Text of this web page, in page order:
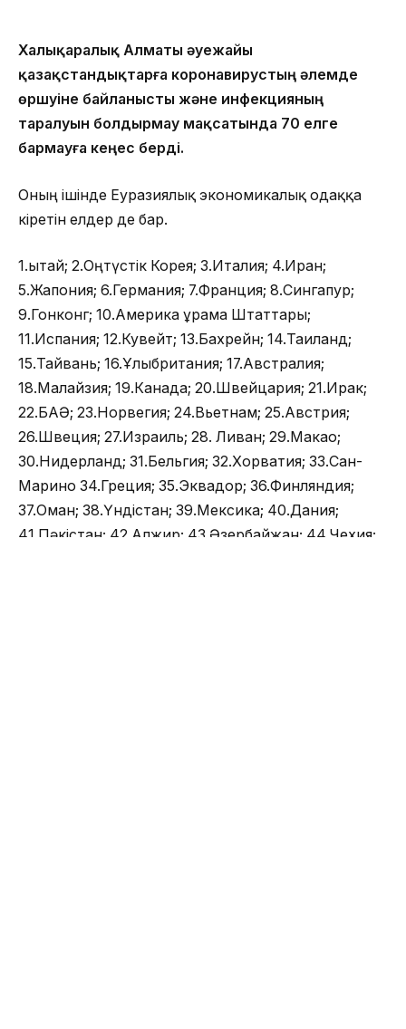
Халықаралық Алматы әуежайы
қазақстандықтарға коронавирустың әлемде
өршуіне байланысты және инфекцияның
таралуын болдырмау мақсатында 70 елге
бармауға кеңес берді.
Оның ішінде Еуразиялық экономикалық одаққа
кіретін елдер де бар.
1.Қытай; 2.Оңтүстік Корея; 3.Италия; 4.Иран;
5.Жапония; 6.Германия; 7.Франция; 8.Сингапур;
9.Гонконг; 10.Америка Құрама Штаттары;
11.Испания; 12.Кувейт; 13.Бахрейн; 14.Таиланд;
15.Тайвань; 16.Ұлыбритания; 17.Австралия;
18.Малайзия; 19.Канада; 20.Швейцария; 21.Ирак;
22.БАӘ; 23.Норвегия; 24.Вьетнам; 25.Австрия;
26.Швеция; 27.Израиль; 28. Ливан; 29.Макао;
30.Нидерланд; 31.Бельгия; 32.Хорватия; 33.Сан-
Марино 34.Греция; 35.Эквадор; 36.Финляндия;
37.Оман; 38.Үндістан; 39.Мексика; 40.Дания;
41.Пәкістан; 42.Алжир; 43.Әзербайжан; 44.Чехия;